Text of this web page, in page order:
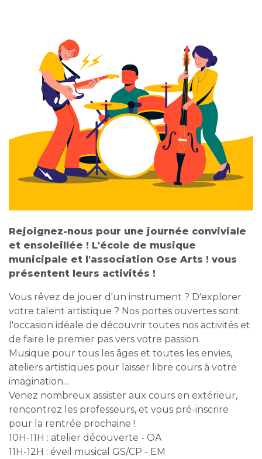
Rejoignez-nous pour une journée conviviale
et ensoleillée ! L'école de musique
municipale et l'association Ose Arts ! vous
présentent leurs activités !
Vous rêvez de jouer d'un instrument ? D'explorer
votre talent artistique ? Nos portes ouvertes sont
l'occasion idéale de découvrir toutes nos activités et
de faire le premier pas vers votre passion.
Musique pour tous les âges et toutes les envies,
ateliers artistiques pour laisser libre cours à votre
imagination...
Venez nombreux assister aux cours en extérieur,
rencontrez les professeurs, et vous pré-inscrire
pour la rentrée prochaine !
10H-11H : atelier découverte - OA
11H-12H : éveil musical GS/CP - EM